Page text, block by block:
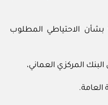
وإلى اللائحة رقم ٧ / ٤ / ٧٥ بشأن الاحتياطي المطلوب
المركزي العماني،
العامة.